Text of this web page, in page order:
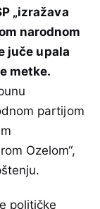
„izražava
narodnom
juče upala
metke.
partijom
Ozelom“,
političke